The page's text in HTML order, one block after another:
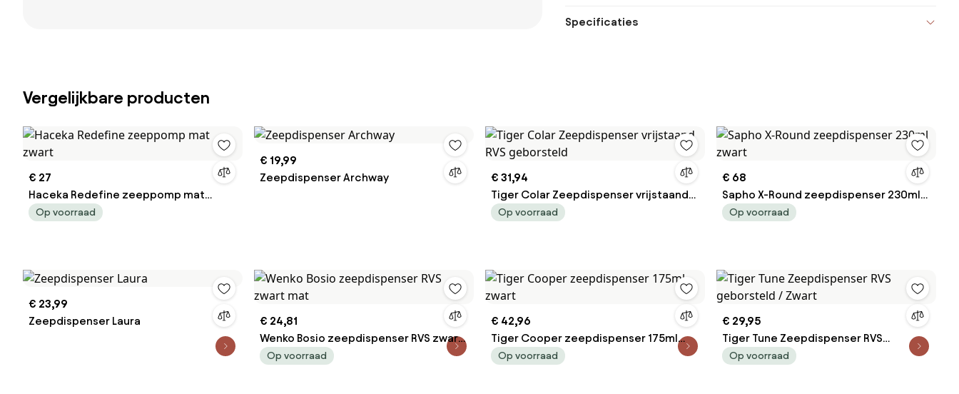
Specificaties
Vergelijkbare producten
€ 27
Haceka Redefine zeeppomp mat
zwart
Op voorraad
€ 19,99
Zeepdispenser Archway
€ 31,94
Tiger Colar Zeepdispenser vrijstaand
RVS geborsteld
Op voorraad
€ 68
Sapho X-Round zeepdispenser 230ml
zwart
Op voorraad
€ 23,99
Zeepdispenser Laura
€ 24,81
Wenko Bosio zeepdispenser RVS zwart
mat
Op voorraad
€ 42,96
Tiger Cooper zeepdispenser 175ml
zwart
Op voorraad
€ 29,95
Tiger Tune Zeepdispenser RVS
geborsteld / Zwart
Op voorraad